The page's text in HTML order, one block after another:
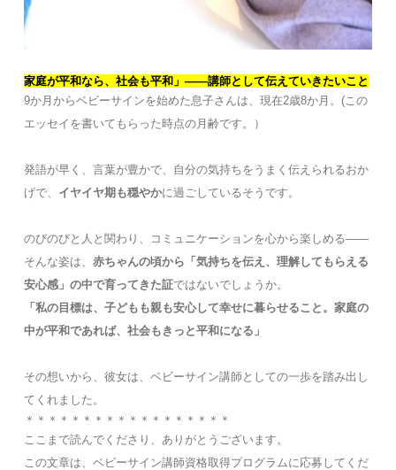
家庭が平和なら、社会も平和」――講師として伝えていきたいこと
9か月からベビーサインを始めた息子さんは、現在2歳8か月。(この
エッセイを書いてもらった時点の月齢です。）
発語が早く、言葉が豊かで、自分の気持ちをうまく伝えられるおか
げで、 イヤイヤ期も穏やかに過ごしているそうです。
のびのびと人と関わり、コミュニケーションを心から楽しめる――
そんな姿は、 赤ちゃんの頃から「気持ちを伝え、理解してもらえる
安心感」の中で育ってきた証ではないでしょうか。
「私の目標は、子どもも親も安心して幸せに暮らせること。家庭の
中が平和であれば、社会もきっと平和になる」
その想いから、彼女は、ベビーサイン講師としての一歩を踏み出し
てくれました。
＊＊＊＊＊＊＊＊＊＊＊＊＊＊＊＊＊＊
ここまで読んでくださり、ありがとうございます。
この文章は、ベビーサイン講師資格取得プログラムに応募してくだ